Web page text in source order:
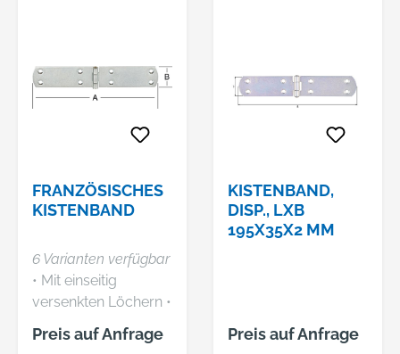
Anpressdruck oder
geringer
Maschinenleistung
FRANZÖSISCHES
KISTENBAND
6 Varianten verfügbar
• Mit einseitig
versenkten Löchern •
Galvanisch blau
verzinkt
Preis auf Anfrage
KISTENBAND,
DISP., LXB
195X35X2 MM
Preis auf Anfrage